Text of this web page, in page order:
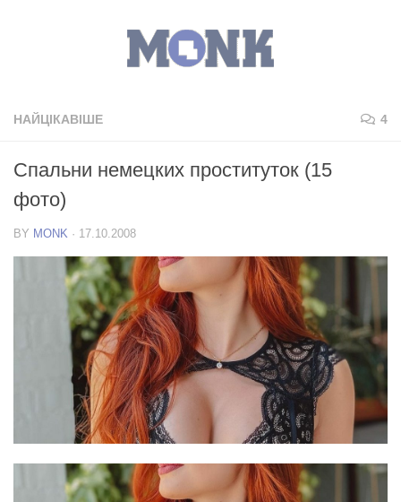
НАЙЦІКАВІШЕ 4
Спальни немецких проституток (15
фото)
BY MONK · 17.10.2008